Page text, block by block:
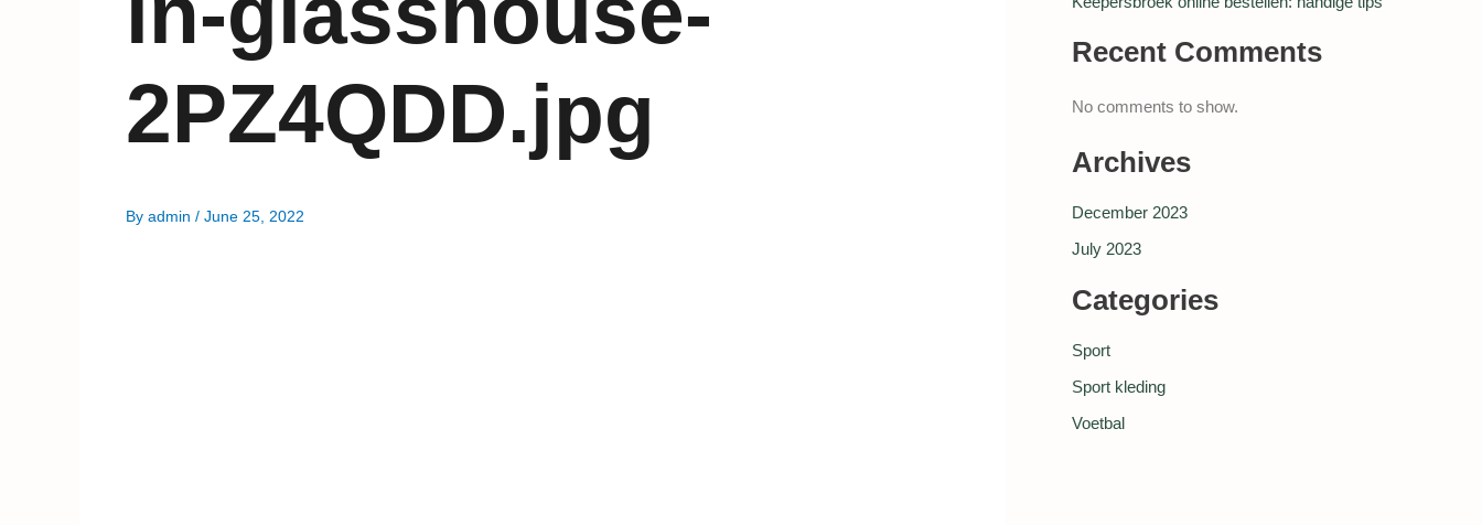
2PZ4QDD.jpg
By admin / June 25, 2022
Recent Comments
No comments to show.
Archives
December 2023
July 2023
Categories
Sport
Sport kleding
Voetbal